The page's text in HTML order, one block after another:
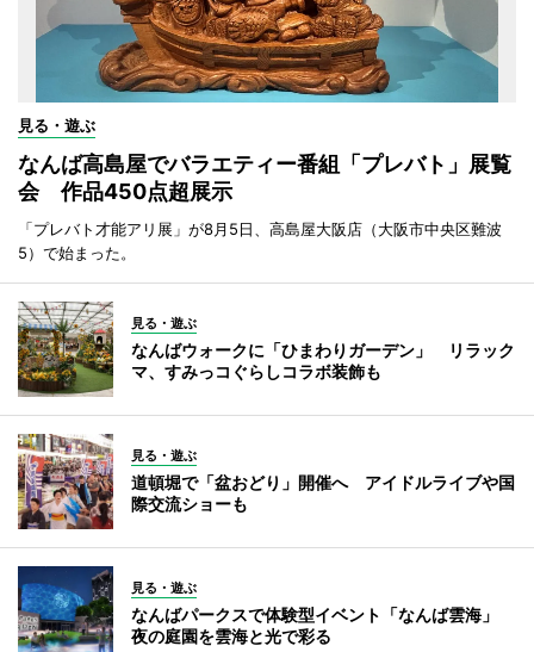
見る・遊ぶ
なんば高島屋でバラエティー番組「プレバト」展覧
会 作品450点超展示
「プレバト才能アリ展」が8月5日、高島屋大阪店（大阪市中央区難波
5）で始まった。
見る・遊ぶ
なんばウォークに「ひまわりガーデン」 リラック
マ、すみっコぐらしコラボ装飾も
見る・遊ぶ
道頓堀で「盆おどり」開催へ アイドルライブや国
際交流ショーも
見る・遊ぶ
なんばパークスで体験型イベント「なんば雲海」
夜の庭園を雲海と光で彩る